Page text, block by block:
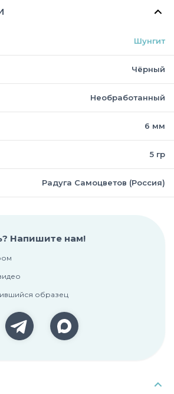
Шунгит
Чёрный
Необработанный
6 мм
5 гр
Радуга Самоцветов (Россия)
Напишите нам!
образец